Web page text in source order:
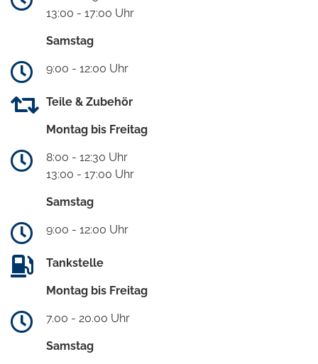
13:00 - 17:00 Uhr
Samstag
9:00 - 12:00 Uhr
Teile & Zubehör
Montag bis Freitag
8:00 - 12:30 Uhr
13:00 - 17:00 Uhr
Samstag
9:00 - 12:00 Uhr
Tankstelle
Montag bis Freitag
7.00 - 20.00 Uhr
Samstag